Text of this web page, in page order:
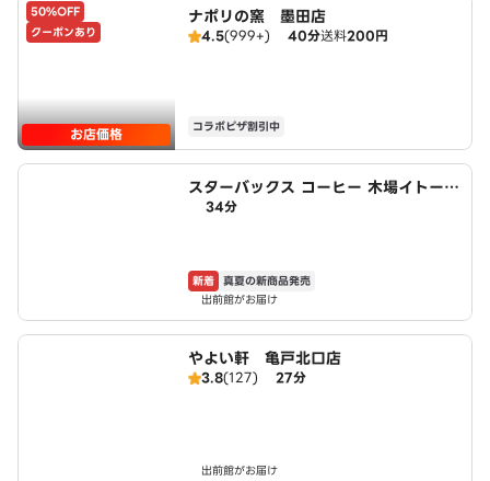
50%OFF
クーポンあり
お店価格
ナポリの窯 墨田店
4.5(999+) 40分送料200円
コラボピザ割引中
スターバックス コーヒー 木場イトーヨ
ーカドー店
34分
新着 真夏の新商品発売
出前館がお届け
やよい軒 亀戸北口店
3.8(127) 27分
出前館がお届け